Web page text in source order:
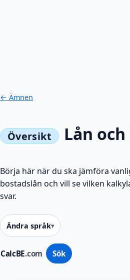
CalcBE.com Sök
← Ämnen
Lån
Börja här när du ska jämföra
bostadslån och vill se vilken
svar.
Ändra språk